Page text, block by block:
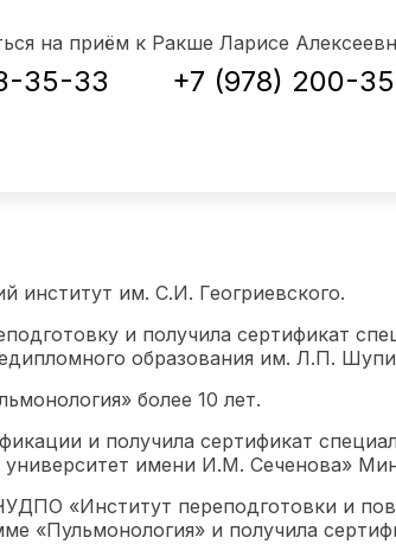
на приём к Ракше Ларисе
35-33 +7 (978) 200-
институт им. С.И. Геогриевского.
и получила сертификат
образования им. Л.П.
более 10 лет.
и получила сертификат
имени И.М. Сеченова»
«Институт переподготовки и
«Пульмонология» и получила